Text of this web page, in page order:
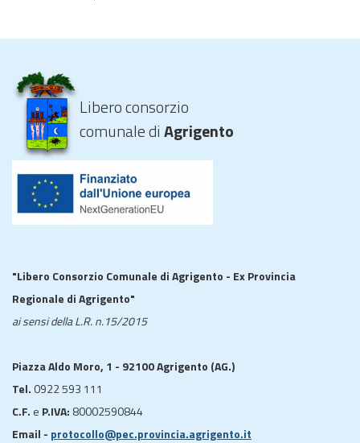
Libero consorzio
comunale diAgrigento
"Libero Consorzio Comunale di Agrigento - Ex Provincia
Regionale di Agrigento"
ai sensi della L.R. n.15/2015
Piazza Aldo Moro, 1 - 92100 Agrigento (AG.)
Tel. 0922 593 111
C.F. e P.IVA: 80002590844
Email - protocollo@pec.provincia.agrigento.it